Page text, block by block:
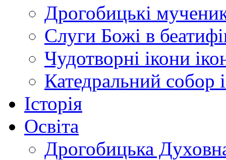
Дрогобицькі
Слуги Божі в
Чудотворні ікони
Катедральний собор
Історія
Освіта
Дрогобицька